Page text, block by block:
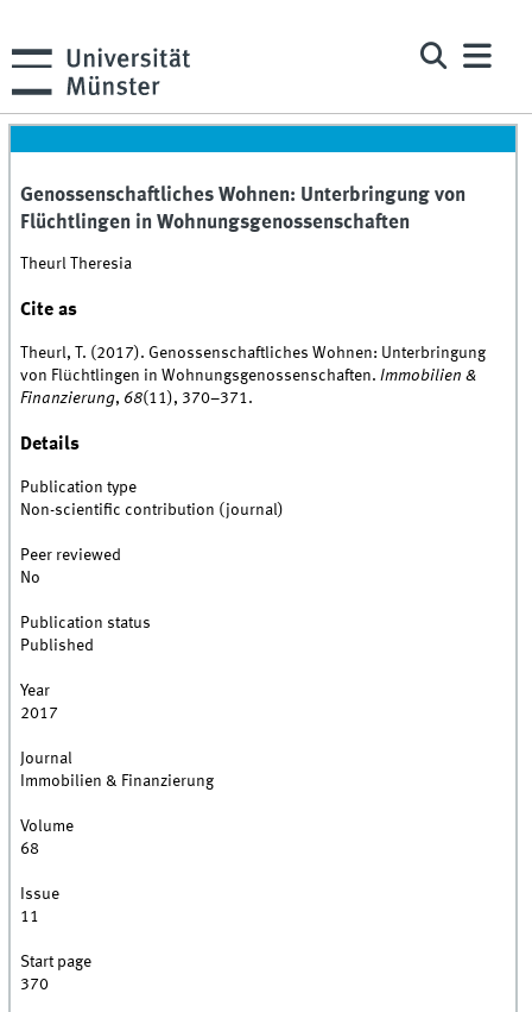
Genossenschaftliches Wohnen: Unterbringung von
Flüchtlingen in Wohnungsgenossenschaften
Theurl Theresia
Cite as
Theurl, T. (2017). Genossenschaftliches Wohnen: Unterbringung
von Flüchtlingen in Wohnungsgenossenschaften.Immobilien &
Finanzierung, 68(11), 370–371.
Details
Publication type
Non-scientific contribution (journal)
Peer reviewed
No
Publication status
Published
Year
2017
Journal
Immobilien & Finanzierung
Volume
68
Issue
11
Start page
370